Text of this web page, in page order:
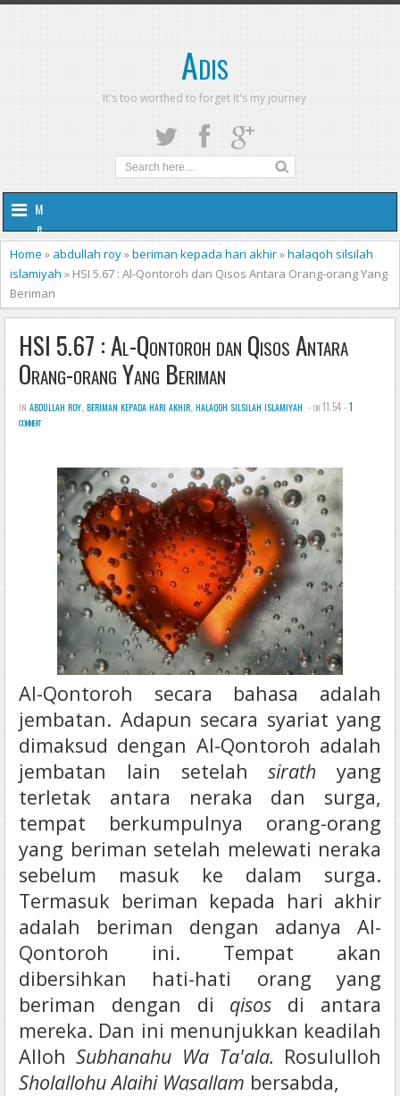
Adis
It's too worthed to forget It's my journey
M
e
n
Home » abdullah roy»beriman kepada hari akhir»halaqoh silsilah
islamiyah » HSI 5.67 : Al-Qontoroh dan Qisos Antara Orang-orang Yang
Beriman
HSI 5.67 : Al-Qontoroh dan Qisos Antara
Orang-orang Yang Beriman
inabdullah roy beriman kepada hari akhir halaqoh silsilah islamiyah - on 11.54 -1
comment
Al-Qontoroh secara bahasa adalah
jembatan. Adapun secara syariat yang
dimaksud dengan Al-Qontoroh adalah
jembatan lain setelahsirath yang
terletak antara neraka dan surga,
tempat berkumpulnya orang-orang
yang beriman setelah melewati neraka
sebelum masuk ke dalam surga.
Termasuk beriman kepada hari akhir
adalah beriman dengan adanya Al-
Qontoroh ini. Tempat akan
dibersihkan hati-hati orang yang
beriman dengan di qisos di antara
mereka. Dan ini menunjukkan keadilah
AllohSubhanahu Wa Ta'ala. Rosululloh
Sholallohu Alaihi Wasallam bersabda,